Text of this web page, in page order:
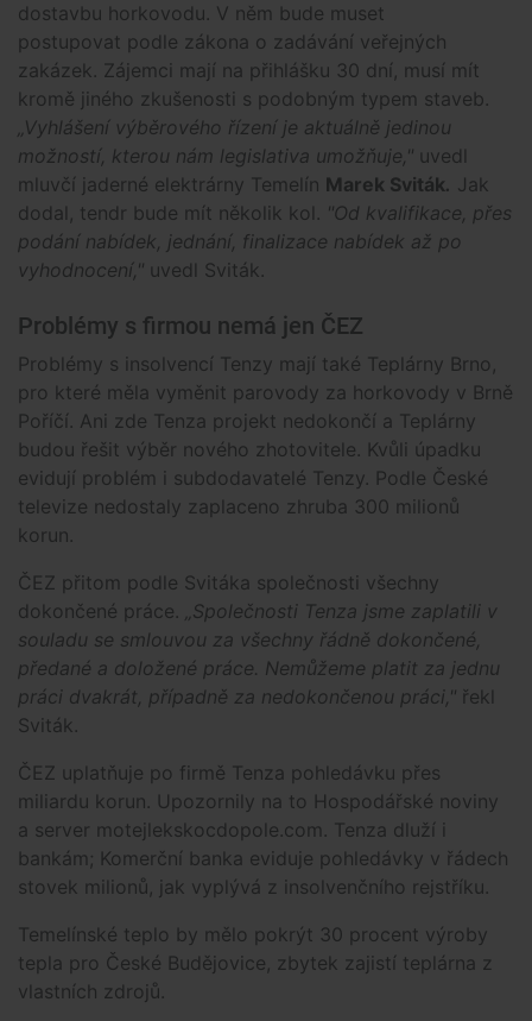
dostavbu horkovodu. V něm bude muset
postupovat podle zákona o zadávání veřejných
zakázek. Zájemci mají na přihlášku 30 dní, musí mít
kromě jiného zkušenosti s podobným typem staveb.
„Vyhlášení výběrového řízení je aktuálně jedinou
možností, kterou nám legislativa umožňuje," uvedl
mluvčí jaderné elektrárny Temelín Marek Sviták. Jak
dodal, tendr bude mít několik kol. "Od kvalifikace, přes
podání nabídek, jednání, finalizace nabídek až po
vyhodnocení," uvedl Sviták.
Problémy s firmou nemá jen ČEZ
Problémy s insolvencí Tenzy mají také Teplárny Brno,
pro které měla vyměnit parovody za horkovody v Brně
Poříčí. Ani zde Tenza projekt nedokončí a Teplárny
budou řešit výběr nového zhotovitele. Kvůli úpadku
evidují problém i subdodavatelé Tenzy. Podle České
televize nedostaly zaplaceno zhruba 300 milionů
korun.
ČEZ přitom podle Svitáka společnosti všechny
dokončené práce. „Společnosti Tenza jsme zaplatili v
souladu se smlouvou za všechny řádně dokončené,
předané a doložené práce. Nemůžeme platit za jednu
práci dvakrát, případně za nedokončenou práci," řekl
Sviták.
ČEZ uplatňuje po firmě Tenza pohledávku přes
miliardu korun. Upozornily na to Hospodářské noviny
a server motejlekskocdopole.com. Tenza dluží i
bankám; Komerční banka eviduje pohledávky v řádech
stovek milionů, jak vyplývá z insolvenčního rejstříku.
Temelínské teplo by mělo pokrýt 30 procent výroby
tepla pro České Budějovice, zbytek zajistí teplárna z
vlastních zdrojů.